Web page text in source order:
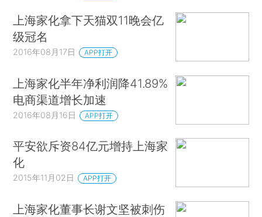
上海家化拿下天猫双11晚会亿
级冠名
2016年08月17日 APP打开
上海家化半年净利润降41.89%
电商渠道增长加速
2016年08月16日 APP打开
平安欲斥资84亿元增持上海家
化
2015年11月02日 APP打开
上海家化董事长谢文坚被刺伤